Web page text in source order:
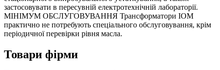
застосовувати в пересувній електротехнічній лабораторії.
МІНІМУМ ОБСЛУГОВУВАННЯ Трансформатори IOM
практично не потребують спеціального обслуговування, крім
періодичної перевірки рівня масла.
Товари фірми